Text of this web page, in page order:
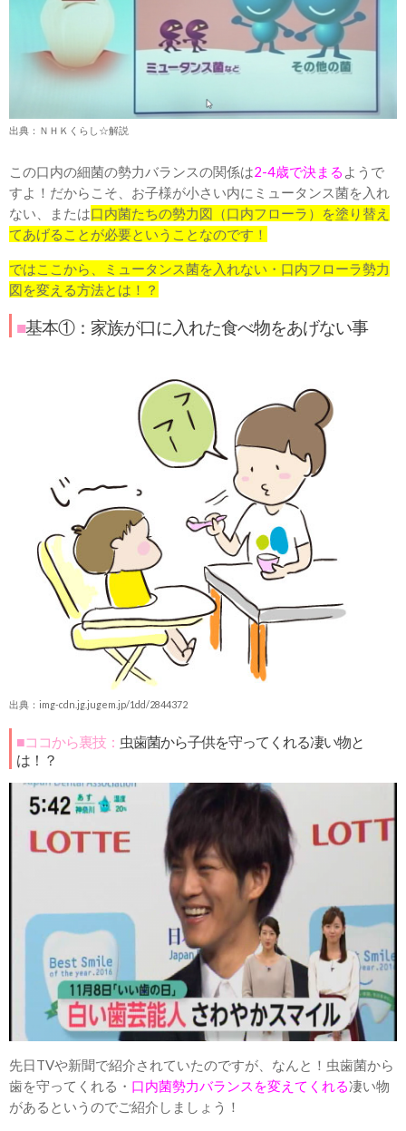
出典：ＮＨＫくらし☆解説
この口内の細菌の勢力バランスの関係は2-4歳で決まる ようで
すよ！だからこそ、お子様が小さい内にミュータンス菌を入れ
ない、または口内菌たちの勢力図（口内フローラ）を塗り替え
てあげることが必要ということなのです！
ではここから、ミュータンス菌を入れない・口内フローラ勢力
図を変える方法とは！？
■基本①：家族が口に入れた食べ物をあげない事
出典：img-cdn.jg.jugem.jp/1dd/2844372
■ココから裏技： 虫歯菌から子供を守ってくれる凄い物と
は！？
先日TVや新聞で紹介されていたのですが、なんと！虫歯菌から
歯を守ってくれる・ 口内菌勢力バランスを変えてくれる凄い物
があるというのでご紹介しましょう！